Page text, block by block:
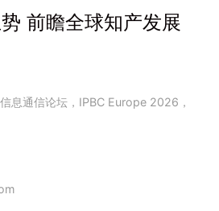
前瞻全球知产发展
息通信论坛，IPBC Europe 2026，